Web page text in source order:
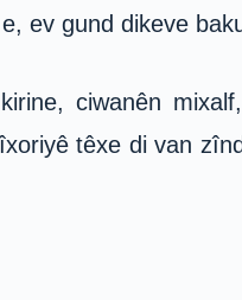
ev gund dikeve
ciwanên
têxe di van